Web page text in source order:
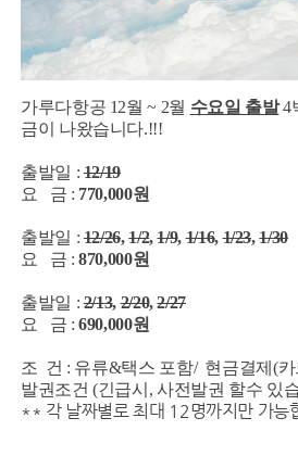
가루다항공 12월 ~ 2월 수요일 출발 4
금이 나왔습니다.!!!
출발일 :12/19
요 금 : 770,000원
출발일 :12/26, 1/2, 1/9, 1/16, 1/23,1/30
요 금 :870,000원
출발일 :2/13, 2/20,2/27
요 금 : 690,000원
조 건 : 유류&택스 포함/ 현금결제(카
발권조건 (긴급시, 사전발권 할수 있
** 각 날짜별로 최대 12명까지만 가능